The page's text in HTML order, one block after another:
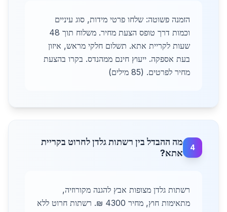
הזמנה פשוטה: שלחו פרטי מידות, סוג עיניים
וכמות דרך טופס הצעת מחיר. משלוח תוך 48
שעות לקריית אתא. תשלום חלקי מראש, איזון
בעת אספקה. ייעוץ חינם ממהנדס. בקרו בהצעת
מחיר לפרטים. (85 מילים)
4
מה ההבדל בין רשתות גלדן לחרוט בקריית
אתא?
רשתות גלדן מצופות אבץ להגנה מקורוזיה,
מתאימות חוץ, מחיר 4300 ₪. רשתות חרוט ללא